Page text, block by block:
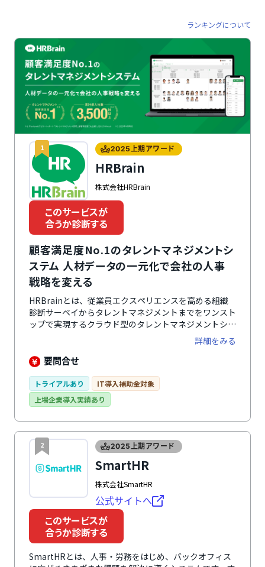
ランキングについて
1 2025上期アワード
HRBrain
株式会社HRBrain
このサービスが
合うか診断する
顧客満足度No.1のタレントマネジメントシ
ステム 人材データの一元化で会社の人事
戦略を変える
HRBrainとは、従業員エクスペリエンスを高める組織
診断サーベイからタレントマネジメントまでをワンスト
ップで実現するクラウド型のタレントマネジメントシス
テムです。社員の人事評価データや資格・スキル情報な
ど、あらゆる人材データを一元管理することで、業務の
効率化やデータ分析・活用が可能になります。UI・UX
使えるのが特徴。サポート体制も手厚く、企業ごとに専
任のカスタマーサクセス担当者がつき、導入時の初期設
定から導入後の運用までサポートします。タレントマネ
ジメントや人事評価制度構築における課題もスムーズに
解決しながら運用できます。料金プランは自社の状況に
合わせて選択可能です。
詳細をみる
要問合せ
トライアルあり
IT導入補助金対象
上場企業導入実績あり
2 2025上期アワード
SmartHR
株式会社SmartHR
公式サイトへ
このサービスが
合うか診断する
SmartHRとは、人事・労務をはじめ、バックオフィス